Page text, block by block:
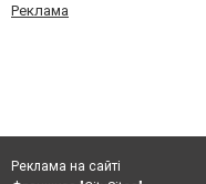
Реклама
Реклама на сайті